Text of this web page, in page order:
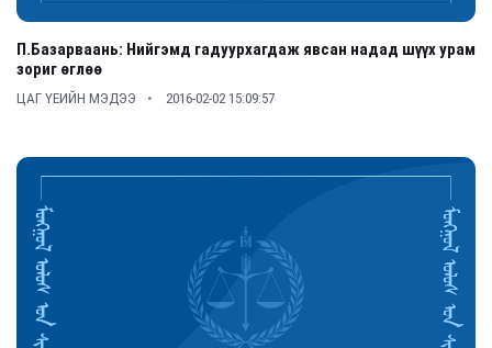
П.Базарваань: Нийгэмд гадуурхагдаж явсан надад шүүх урам
зориг өглөө
ЦАГ ҮЕИЙН МЭДЭЭ 2016-02-02 15:09:57